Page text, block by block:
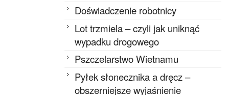
Doświadczenie robotnicy
Lot trzmiela – czyli jak uniknąć
wypadku drogowego
Pszczelarstwo Wietnamu
Pyłek słonecznika a dręcz –
obszerniejsze wyjaśnienie